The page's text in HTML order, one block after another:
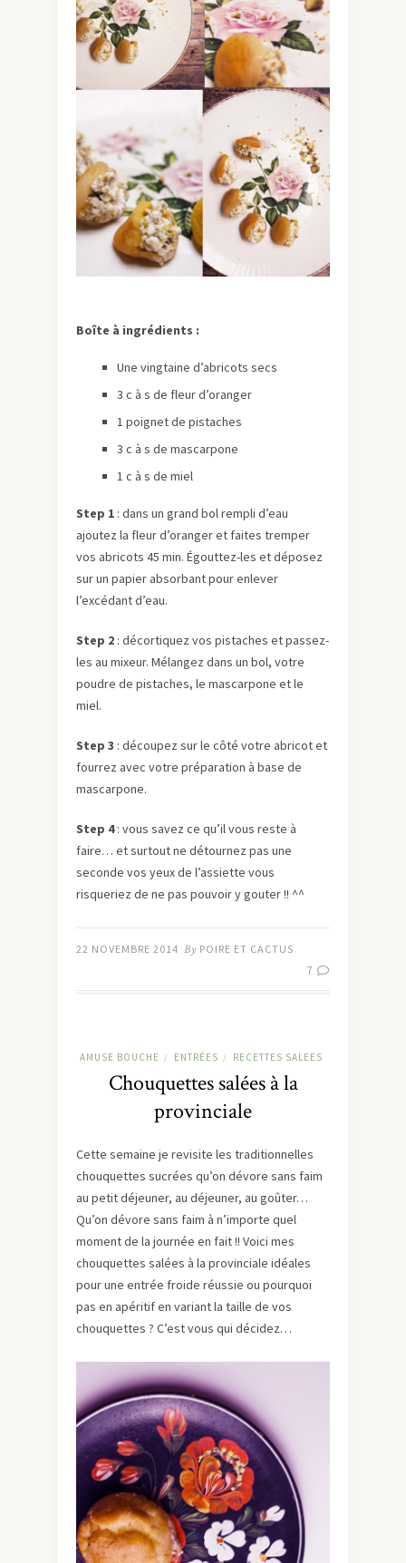
Boîte à ingrédients :
Une vingtaine d’abricots secs
3 c à s de fleur d’oranger
1 poignet de pistaches
3 c à s de mascarpone
1 c à s de miel
Step 1 : dans un grand bol rempli d’eau
ajoutez la fleur d’oranger et faites tremper
vos abricots 45 min. Égouttez-les et déposez
sur un papier absorbant pour enlever
l’excédant d’eau.
Step 2 : décortiquez vos pistaches et passez-
les au mixeur. Mélangez dans un bol, votre
poudre de pistaches, le mascarpone et le
miel.
Step 3 : découpez sur le côté votre abricot et
fourrez avec votre préparation à base de
mascarpone.
Step 4: vous savez ce qu’il vous reste à
faire… et surtout ne détournez pas une
seconde vos yeux de l’assiette vous
risqueriez de ne pas pouvoir y gouter !! ^^
22 NOVEMBRE 2014 By POIRE ET CACTUS
7
AMUSE BOUCHE / ENTRÉES / RECETTES SALEES
Chouquettes salées à la
provinciale
Cette semaine je revisite les traditionnelles
chouquettes sucrées qu’on dévore sans faim
au petit déjeuner, au déjeuner, au goûter…
Qu’on dévore sans faim à n’importe quel
moment de la journée en fait !! Voici mes
chouquettes salées à la provinciale idéales
pour une entrée froide réussie ou pourquoi
pas en apéritif en variant la taille de vos
chouquettes ? C’est vous qui décidez…